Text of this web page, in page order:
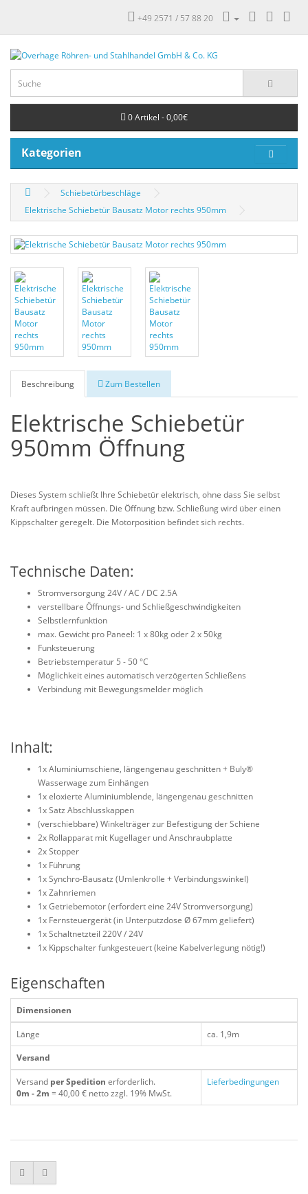
+49 2571 / 57 88 20
0 Artikel - 0,00€
Kategorien
Schiebetürbeschläge
Elektrische Schiebetür Bausatz Motor rechts 950mm
Beschreibung Zum Bestellen
Elektrische Schiebetür
950mm Öffnung
Dieses System schließt Ihre Schiebetür elektrisch, ohne dass Sie selbst
Kraft aufbringen müssen. Die Öffnung bzw. Schließung wird über einen
Kippschalter geregelt. Die Motorposition befindet sich rechts.
Technische Daten:
Stromversorgung 24V / AC / DC 2.5A
verstellbare Öffnungs- und Schließgeschwindigkeiten
Selbstlernfunktion
max. Gewicht pro Paneel: 1 x 80kg oder 2 x 50kg
Funksteuerung
Betriebstemperatur 5 - 50 °C
Möglichkeit eines automatisch verzögerten Schließens
Verbindung mit Bewegungsmelder möglich
Inhalt:
1x Aluminiumschiene, längengenau geschnitten + Buly®
Wasserwage zum Einhängen
1x eloxierte Aluminiumblende, längengenau geschnitten
1x Satz Abschlusskappen
(verschiebbare) Winkelträger zur Befestigung der Schiene
2x Rollapparat mit Kugellager und Anschraubplatte
2x Stopper
1x Führung
1x Synchro-Bausatz (Umlenkrolle + Verbindungswinkel)
1x Zahnriemen
1x Getriebemotor (erfordert eine 24V Stromversorgung)
1x Fernsteuergerät (in Unterputzdose Ø 67mm geliefert)
1x Schaltnetzteil 220V / 24V
1x Kippschalter funkgesteuert (keine Kabelverlegung nötig!)
Eigenschaften
Dimensionen
Länge
ca. 1,9m
Versand
Versand per Spedition erforderlich.
0m - 2m = 40,00 € netto zzgl. 19% MwSt.
Lieferbedingungen